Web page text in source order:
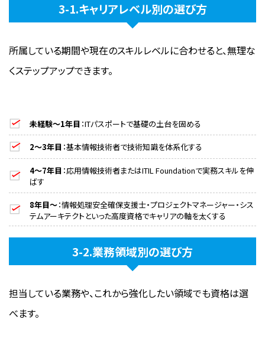
3-1.キャリアレベル別の選び方
所属している期間や現在のスキルレベルに合わせると、無理な
くステップアップできます。
未経験〜1年目 ：ITパスポートで基礎の土台を固める
2〜3年目 ：基本情報技術者で技術知識を体系化する
4〜7年目 ：応用情報技術者またはITIL Foundationで実務スキルを伸
ばす
8年目〜：情報処理安全確保支援士・プロジェクトマネージャー・シス
テムアーキテクトといった高度資格でキャリアの軸を太くする
3-2.業務領域別の選び方
担当している業務や、これから強化したい領域でも資格は選
べます。